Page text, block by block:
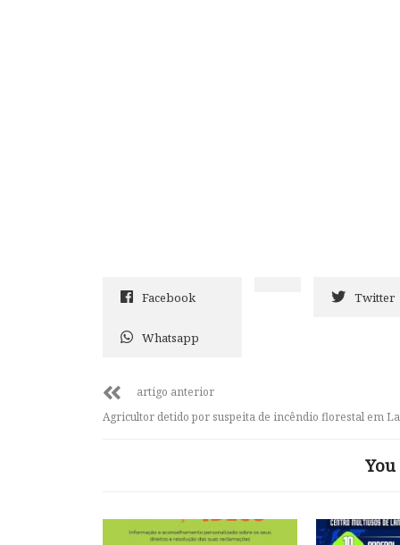
Facebook Twitter
Whatsapp
artigo anterior
Agricultor detido por suspeita de incêndio florestal em